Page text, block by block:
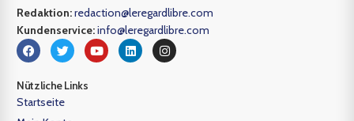
Redaktion:redaction@leregardlibre.com
Kundenservice:info@leregardlibre.com
Nützliche Links
Startseite